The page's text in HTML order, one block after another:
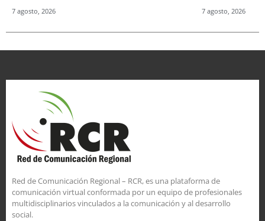
7 agosto, 2026 7 agosto, 2026
Red de Comunicación Regional – RCR, es una plataforma de
comunicación virtual conformada por un equipo de profesionales
multidisciplinarios vinculados a la comunicación y al desarrollo
social.